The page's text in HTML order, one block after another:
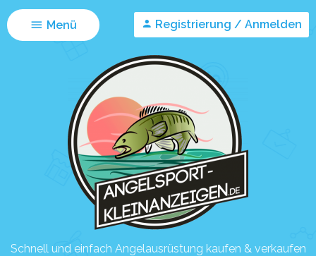
Menü Registrierung / Anmelden
Schnell und einfach Angelausrüstung kaufen & verkaufen